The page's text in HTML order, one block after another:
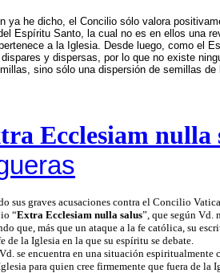
ya he dicho, el Concilio sólo valora
Espíritu Santo, la cual no es en ellos una
a la Iglesia. Desde luego, como el
y dispersas, por lo que no existe
sino sólo una dispersión de semillas
Ecclesiam nulla
sus graves acusaciones contra el Concilio
“Extra Ecclesiam nulla salus”, que según Vd.
que, más que un ataque a la fe católica, su
de la Iglesia en la que su espíritu se debate.
se encuentra en una situación espiritualmente
para quien cree firmemente que fuera de la